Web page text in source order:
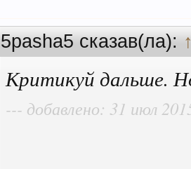
5pasha5 сказав(ла):
Критикуй дальше.
--- добавлено: 31 июл